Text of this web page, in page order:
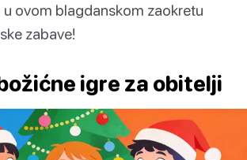
u ovom blagdanskom zaokretu
zabave!
igre za obitelji